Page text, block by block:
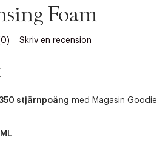
Foam
Skriv en recension
350 stjärnpoäng med Magasin Goodie